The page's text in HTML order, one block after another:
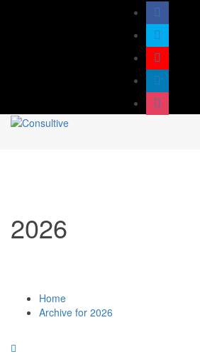
2026
Home
Archive for 2026